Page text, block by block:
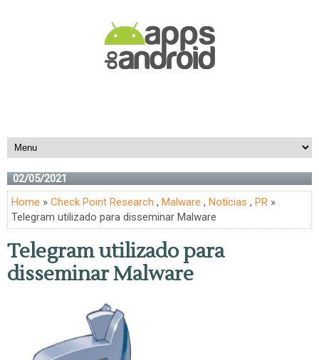
02/05/2021
Home » Check Point Research , Malware , Notícias , PR »
Telegram utilizado para disseminar Malware
Telegram utilizado para
disseminar Malware